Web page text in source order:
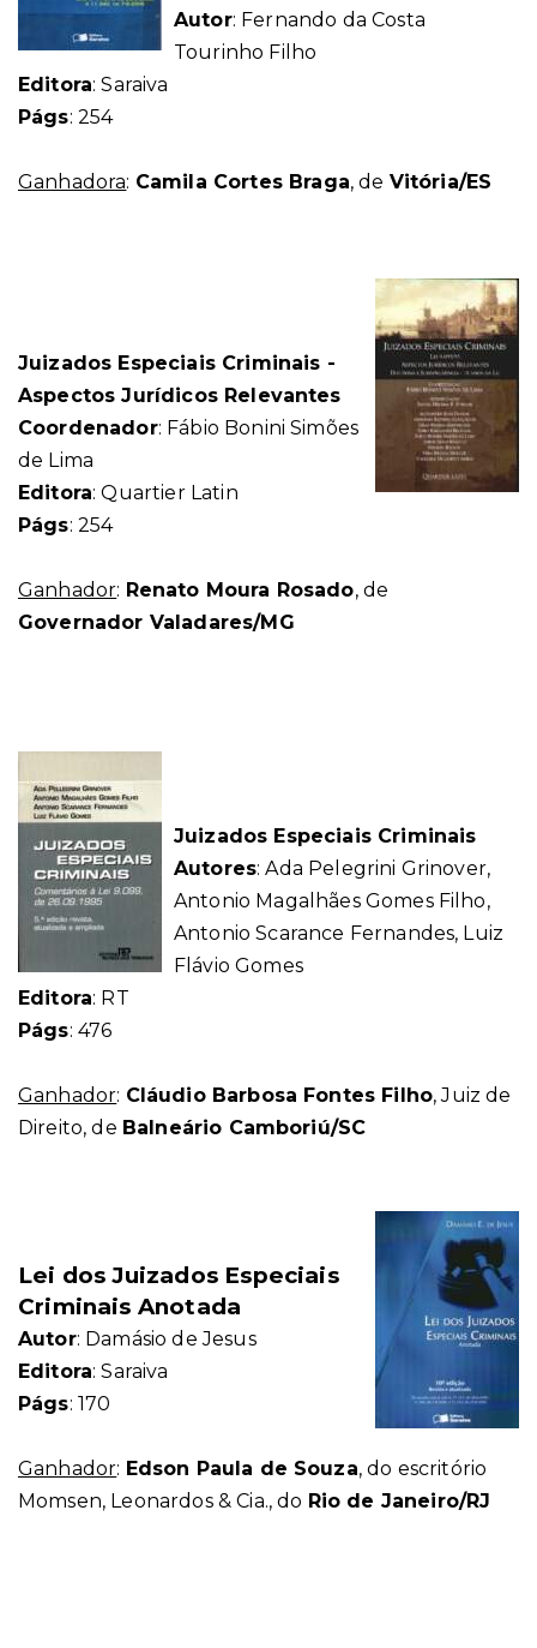
Autor: Fernando da Costa
Tourinho Filho
Editora: Saraiva
Págs: 254
Ganhadora: Camila Cortes Braga, de Vitória/ES
Juizados Especiais Criminais -
Aspectos Jurídicos Relevantes
Coordenador: Fábio Bonini Simões
de Lima
Editora: Quartier Latin
Págs: 254
Ganhador: Renato Moura Rosado, de
Governador Valadares/MG
Juizados Especiais Criminais
Autores: Ada Pelegrini Grinover,
Antonio Magalhães Gomes Filho,
Antonio Scarance Fernandes, Luiz
Flávio Gomes
Editora: RT
Págs: 476
Ganhador: Cláudio Barbosa Fontes Filho, Juiz de
Direito, de Balneário Camboriú/SC
Lei dos Juizados Especiais
Criminais Anotada
Autor: Damásio de Jesus
Editora: Saraiva
Págs: 170
Ganhador: Edson Paula de Souza, do escritório
Momsen, Leonardos & Cia., do Rio de Janeiro/RJ